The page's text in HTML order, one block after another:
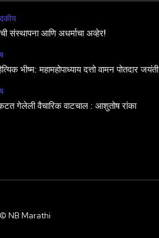
संस्थापना आणि अधर्माचा अव्हेर!
भीष्म: महामहोपाध्याय दत्तो वामन पोतदार जयंती
गेलेली वैचारिक वाटचाल : आशुतोष रांका
© NB Marathi